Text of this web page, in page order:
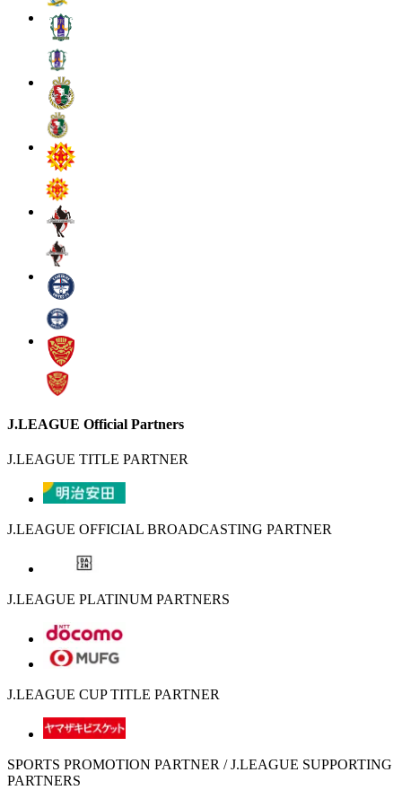
J.LEAGUE Official Partners
J.LEAGUE TITLE PARTNER
J.LEAGUE OFFICIAL BROADCASTING PARTNER
J.LEAGUE PLATINUM PARTNERS
J.LEAGUE CUP TITLE PARTNER
SPORTS PROMOTION PARTNER / J.LEAGUE SUPPORTING
PARTNERS